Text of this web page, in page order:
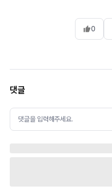
0
댓글
댓글을 입력해주세요.